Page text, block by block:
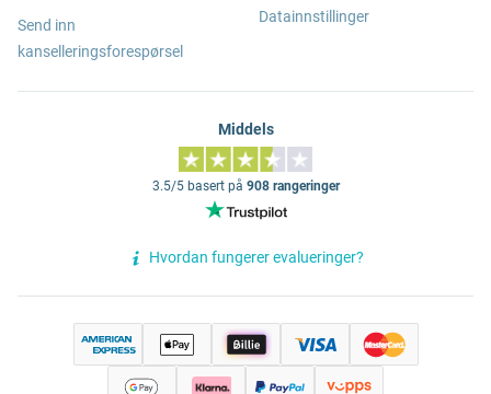
Send inn
kanselleringsforespørsel
Datainnstillinger
Middels
3.5/5 basert på 908 rangeringer
Hvordan fungerer evalueringer?